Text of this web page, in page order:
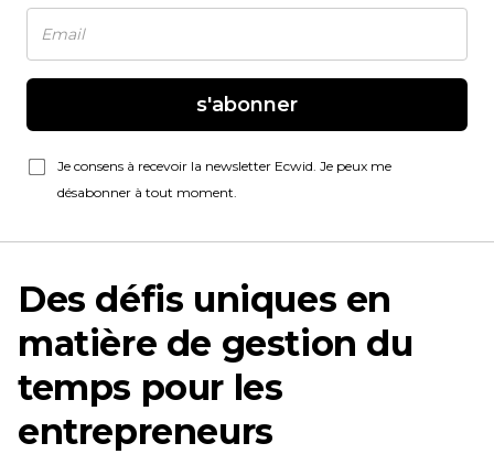
s'abonner
Je consens à recevoir la newsletter Ecwid. Je peux me
désabonner à tout moment.
Des défis uniques en
matière de gestion du
temps pour les
entrepreneurs